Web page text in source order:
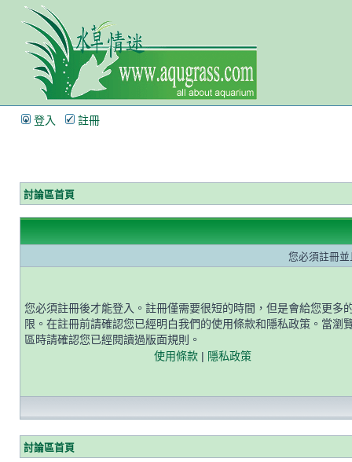
登入 註冊
討論區首頁
您必須註冊
您必須註冊後才能登入。註冊僅需要很短的時間，但是會給您更多
限。在註冊前請確認您已經明白我們的使用條款和隱私政策。當瀏
區時請確認您已經閱讀過版面規則。
使用條款| 隱私政策
討論區首頁